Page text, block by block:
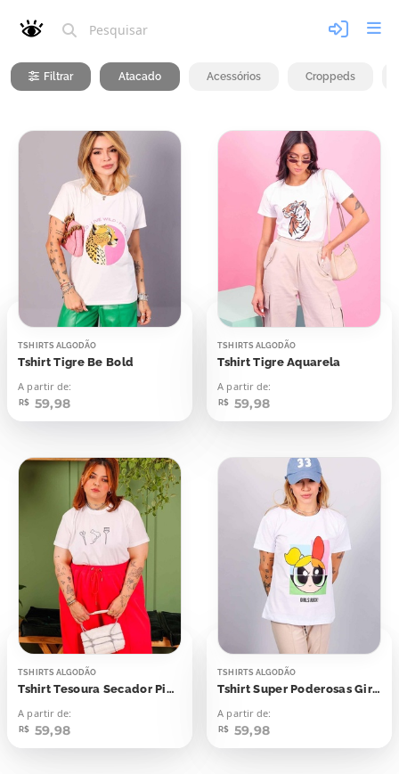
Filtrar Atacado Acessórios Croppeds
TSHIRTS ALGODÃO
Tshirt Tigre Be Bold
A partir de:
R$ 59,98
TSHIRTS ALGODÃO
Tshirt Tigre Aquarela
A partir de:
R$ 59,98
TSHIRTS ALGODÃO
Tshirt Tesoura Secador Pincel
A partir de:
R$ 59,98
TSHIRTS ALGODÃO
Tshirt Super Poderosas Girls Rock
A partir de:
R$ 59,98